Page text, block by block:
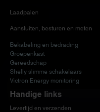
Laadpalen
Aansluiten, besturen en meten
Bekabeling en bedrading
Groepenkast
Gereedschap
Shelly slimme schakelaars
Victron Energy monitoring
Handige links
Levertijd en verzenden